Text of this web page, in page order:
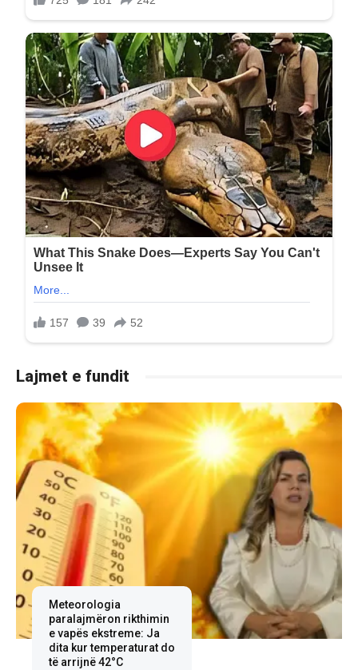
Lajmet e fundit
Meteorologia
paralajmëron rikthimin
e vapës ekstreme: Ja
dita kur temperaturat do
të arrijnë 42°C